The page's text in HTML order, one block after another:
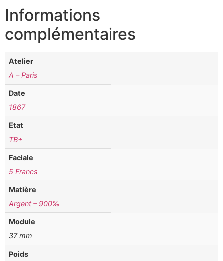
Informations
complémentaires
Atelier
A – Paris
Date
1867
Etat
TB+
Faciale
5 Francs
Matière
Argent – 900‰
Module
37 mm
Poids